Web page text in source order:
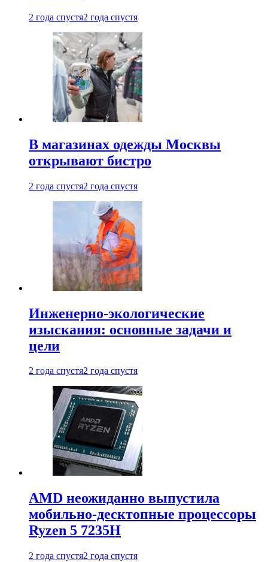
2 года спустя2 года спустя
В магазинах одежды Москвы
открывают бистро
2 года спустя2 года спустя
Инженерно-экологические
изыскания: основные задачи и
цели
2 года спустя2 года спустя
AMD неожиданно выпустила
мобильно-десктопные процессоры
Ryzen 5 7235H
2 года спустя2 года спустя